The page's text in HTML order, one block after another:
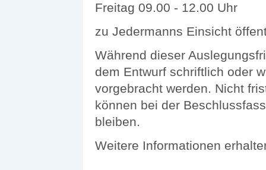
Freitag 09.00 - 12.00 Uhr
zu Jedermanns Einsicht
Während dieser
dem Entwurf schriftlich oder
vorgebracht werden. Nicht
können bei der
bleiben.
Weitere Informationen